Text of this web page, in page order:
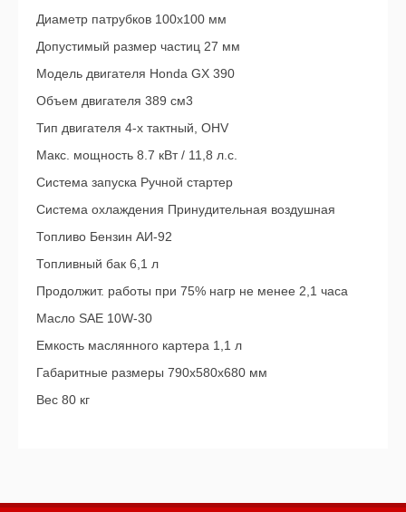
Диаметр патрубков 100х100 мм
Допустимый размер частиц 27 мм
Модель двигателя Honda GX 390
Объем двигателя 389 см3
Тип двигателя 4-х тактный, OHV
Макс. мощность 8.7 кВт / 11,8 л.с.
Система запуска Ручной стартер
Система охлаждения Принудительная воздушная
Топливо Бензин АИ-92
Топливный бак 6,1 л
Продолжит. работы при 75% нагр не менее 2,1 часа
Масло SAE 10W-30
Емкость маслянного картера 1,1 л
Габаритные размеры 790х580х680 мм
Вес 80 кг